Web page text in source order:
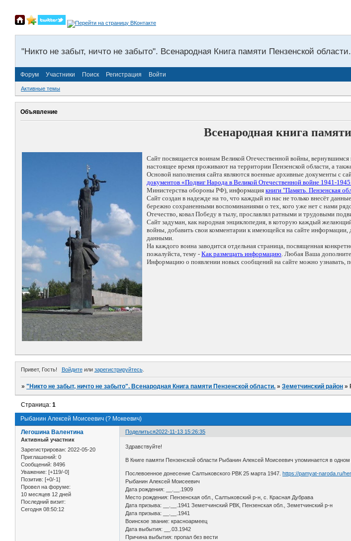
"Никто не забыт, ничто не забыто". Всенародная Книга памяти Пензенской области.
Форум Участники Поиск Регистрация Войти
Активные темы
Объявление
Всенародная книга
Сайт посвящается воинам Великой Отечественной войны,
настоящее время проживают на территории Пензенской области, а
Основой наполнения сайта являются военные архивные документы с
документов «Подвиг Народа в Великой Отечественной войне 1941-1945
Министерства обороны РФ), информация книги "Память. Пензенская
Сайт создан в надежде на то, что каждый из нас не только внесёт
бережно сохраненными воспоминаниями о тех, кого уже нет с нами
Отечество, ковал Победу в тылу, прославлял ратными и трудовыми
Сайт задуман, как народная энциклопедия, в которую каждый
войны, добавить свои комментарии к имеющейся на сайте
данными.
На каждого воина заводится отдельная страница, посвященная
пожалуйста, тему - Как размещать информацию. Любая Ваша
Информацию о появлении новых сообщений на сайте можно узнавать,
Привет, Гость! Войдитеили зарегистрируйтесь.
»"Никто не забыт, ничто не забыто". Всенародная Книга памяти Пензенской области. »Земетчинский район »
Рыбанин Алексей Моисеевич (? Мокеевич)
Страница:1
Поделиться2022-11-13 15:26:35
Легошина Валентина
Активный участник
Зарегистрирован: 2022-05-20
Приглашений: 0
Сообщений: 8496
Уважение: [+119/-0]
Позитив: [+0/-1]
Провел на форуме:
10 месяцев 12 дней
Последний визит:
Сегодня 08:50:12
Здравствуйте!
В Книге памяти Пензенской области Рыбанин Алексей Моисеевич упоминается в одном
Послевоенное донесение Салтыковского РВК 25 марта 1947.https://pamyat-naroda.ru/
Рыбанин Алексей Моисеевич
Дата рождения: __.__.1909
Место рождения: Пензенская обл., Салтыковский р-н, с. Красная Дубрава
Дата призыва: __.__.1941 Земетчинский РВК, Пензенская обл., Земетчинский р-н
Дата призыва: __.__.1941
Воинское звание: красноармеец
Дата выбытия: __.03.1942
Причина выбытия: пропал без вести